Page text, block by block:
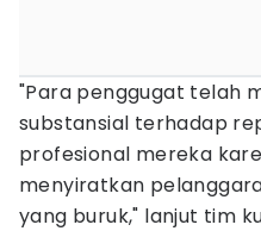
"Para penggugat telah
substansial terhadap
profesional mereka
menyiratkan
yang buruk," lanjut tim